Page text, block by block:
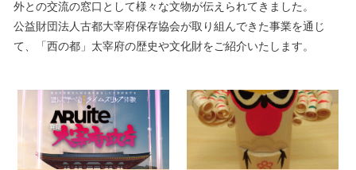
外との交流の窓口として様々な文物が伝えられてきました。
公益財団法人古都大宰府保存協会が取り組んできた事業を通じ
て、「西の都」太宰府の歴史や文化財をご紹介いたします。